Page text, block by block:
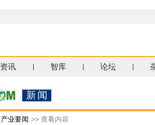
资讯 智库 论坛
新闻
产业要闻 >> 查看内容